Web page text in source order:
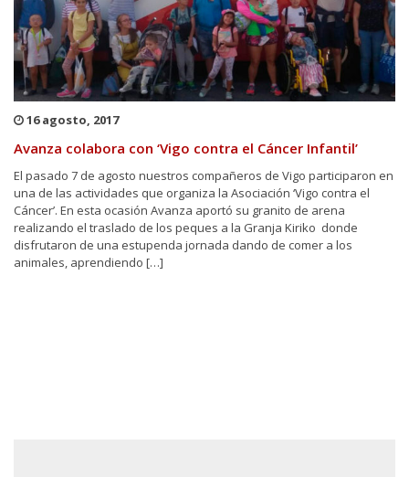
16 agosto, 2017
Avanza colabora con ‘Vigo contra el Cáncer Infantil’
El pasado 7 de agosto nuestros compañeros de Vigo participaron en
una de las actividades que organiza la Asociación ‘Vigo contra el
Cáncer’. En esta ocasión Avanza aportó su granito de arena
realizando el traslado de los peques a la Granja Kiriko donde
disfrutaron de una estupenda jornada dando de comer a los
animales, aprendiendo […]